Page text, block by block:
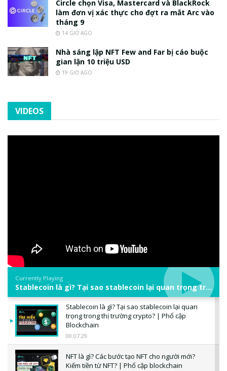
Circle chọn Visa, Mastercard và BlackRock
làm đơn vị xác thực cho đợt ra mắt Arc vào
tháng 9
14 GIỜ AGO
Nhà sáng lập NFT Few and Far bị cáo buộc
gian lận 10 triệu USD
19 GIỜ AGO
VIDEOS
Currently Playing
Stablecoin là gì? Tại sao stablecoin lại quan trọng trong thị trường crypto? | Phổ cập Blockchain
Stablecoin là gì? Tại sao stablecoin lại quan
trọng trong thị trường crypto? | Phổ cập
Blockchain
00:07:29
NFT là gì? Các bước tạo NFT cho người mới?
Kiếm tiền từ NFT? | Phổ cập blockchain